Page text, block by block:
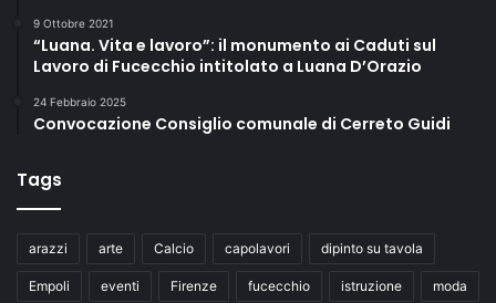
9 Ottobre 2021
“Luana. Vita e lavoro”: il monumento ai Caduti sul
Lavoro di Fucecchio intitolato a Luana D’Orazio
24 Febbraio 2025
Convocazione Consiglio comunale di Cerreto Guidi
Tags
arazzi arte Calcio capolavori dipinto su tavola
Empoli eventi Firenze fucecchio istruzione moda